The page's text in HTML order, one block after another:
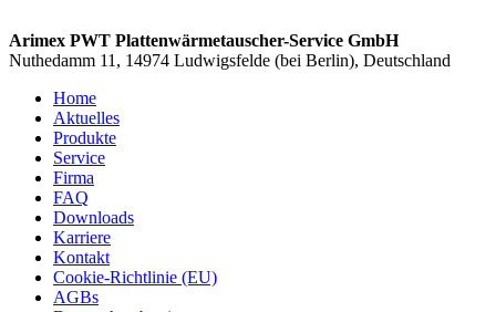
Arimex PWT Plattenwärmetauscher-Service GmbH
Nuthedamm 11, 14974 Ludwigsfelde (bei Berlin), Deutschland
Home
Aktuelles
Produkte
Service
Firma
FAQ
Downloads
Karriere
Kontakt
Cookie-Richtlinie (EU)
AGBs